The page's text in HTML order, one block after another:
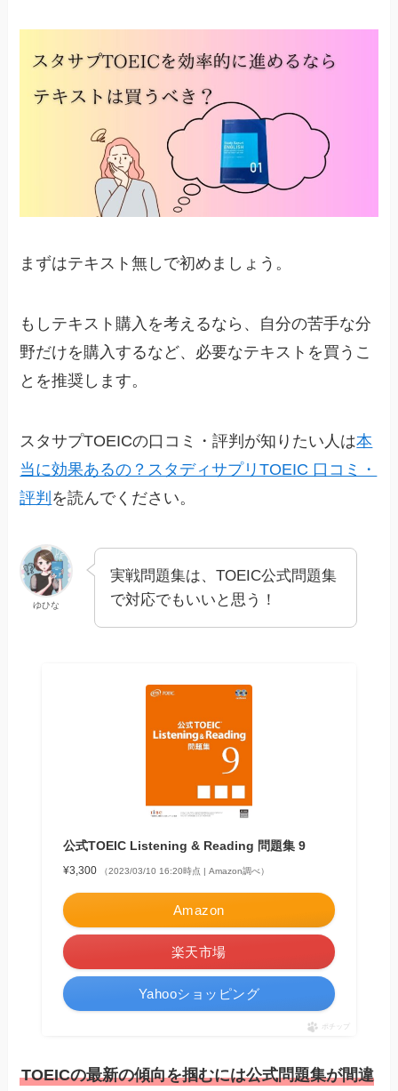
まずはテキスト無しで初めましょう。
もしテキスト購入を考えるなら、自分の苦手な分
野だけを購入するなど、必要なテキストを買うこ
とを推奨します。
スタサプTOEICの口コミ・評判が知りたい人は本
当に効果あるの？スタディサプリTOEIC 口コミ・
評判 を読んでください。
ゆひな
実戦問題集は、TOEIC公式問題集
で対応でもいいと思う！
公式TOEIC Listening & Reading 問題集 9
¥3,300 （2023/03/10 16:20時点 | Amazon調べ）
Amazon
楽天市場
Yahooショッピング
ポチップ
TOEICの最新の傾向を掴むには公式問題集が間違